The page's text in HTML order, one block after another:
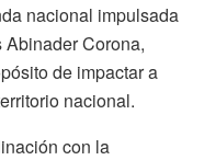
nacional impulsada
Corona,
de impactar a
nacional.
con la